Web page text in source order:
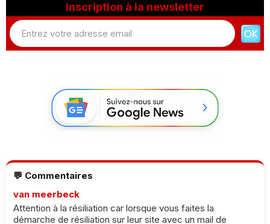
Inscription à la newsletter
💬 Commentaires
van meerbeck
Attention à la résiliation car lorsque vous faites la
démarche de résiliation sur leur site avec un mail de